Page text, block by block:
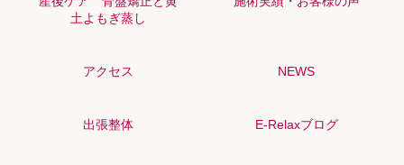
土よもぎ蒸し
アクセス NEWS
出張整体 E-Relaxブログ